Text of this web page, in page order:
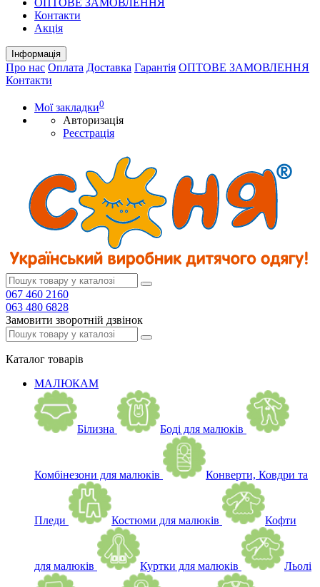
ОПТОВЕ ЗАМОВЛЕННЯ
Контакти
Акція
Інформація
Про нас Оплата Доставка Гарантія ОПТОВЕ ЗАМОВЛЕННЯ
Контакти
Мої закладки0
Авторизація
Реєстрація
067 460 2160
063 480 6828
Замовити зворотній дзвінок
Каталог товарів
МАЛЮКАМ
Білизна Боді для малюків
Комбінезони для малюків Конверти, Ковдри та
Пледи Костюми для малюків Кофти
для малюків Куртки для малюків Льолі